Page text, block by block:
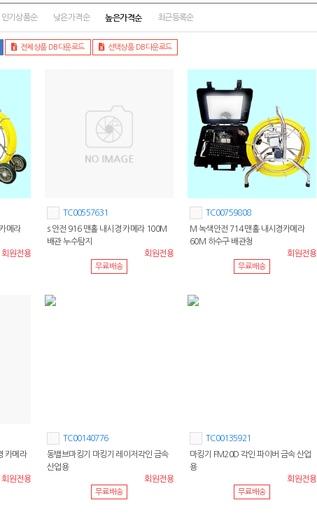
인기상품순 낮은가격순 높은가격순 최근등록순
전체상품 DB다운로드 선택상품 DB다운로드
메라
회원전용
TC00557631
s 안전 916 맨홀 내시경 카메라 100M
배관 누수탐지
회원전용
무료배송
TC00759808
M 녹색안전 714 맨홀 내시경카메라
60M 하수구 배관청
회원전용
무료배송
카메라
회원전용
TC00140776
동밸브마킹기 마킹기 레이저각인 금속
산업용
회원전용
무료배송
TC00135921
마킹기 FM20D 각인 파이버 금속 산업
용
회원전용
무료배송